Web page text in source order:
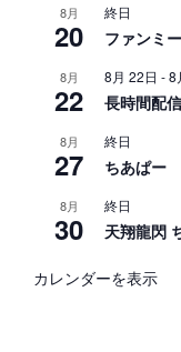
8月
20
終日
ファンミ
8月
22
8月 22日 -8
長時間配信
8月
27
終日
ちあぱー
8月
30
終日
天翔龍閃
カレンダーを表示